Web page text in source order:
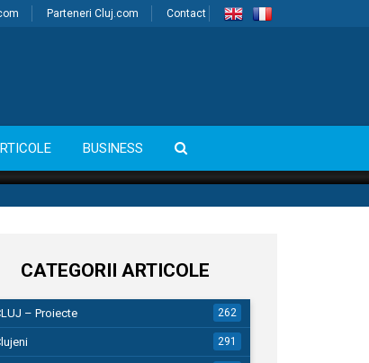
Parteneri Cluj.com Contact
BUSINESS
CATEGORII ARTICOLE
– Proiecte 262
291